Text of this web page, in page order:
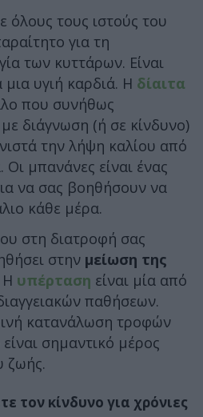
όλους τους ιστούς του
για τη
των κυττάρων. Είναι
μια υγιή καρδιά. Η δίαιτα
που συνήθως
διάγνωση (ή σε κίνδυνο)
την λήψη καλίου από
μπανάνες είναι ένας
να σας βοηθήσουν να
κάθε μέρα.
στη διατροφή σας
στην μείωση της
Η υπέρταση είναι μία από
παθήσεων.
κατανάλωση τροφών
σημαντικό μέρος
ζωής.
τον κίνδυνο για χρόνιες